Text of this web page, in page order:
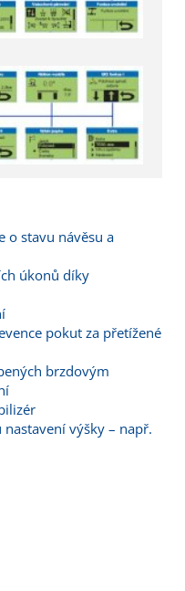
o stavu návěsu a
úkonů díky
pokut za přetížené
brzdovým
výšky – např.